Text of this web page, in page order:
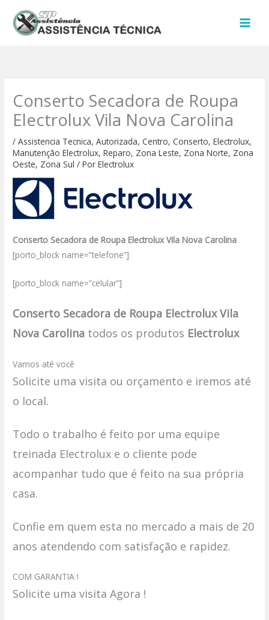
para
Conserto Secadora de Roupa
Electrolux Vila Nova Carolina
/Assistencia Tecnica,Autorizada,Centro,Conserto,Electrolux,
Manutenção Electrolux,Reparo, Zona Leste, Zona Norte, Zona
Oeste, Zona Sul / PorElectrolux
Conserto Secadora de Roupa Electrolux Vila Nova Carolina
[porto_block name=”telefone”]
[porto_block name=”celular”]
Conserto Secadora de Roupa Electrolux Vila
Nova Carolina todos os produtos Electrolux
Vamos até você
Solicite uma visita ou orçamento e iremos até
o local.
Todo o trabalho é feito por uma equipe
treinada Electrolux e o cliente pode
acompanhar tudo que é feito na sua própria
casa.
Confie em quem esta no mercado a mais de 20
anos atendendo com satisfação e rapidez.
COM GARANTIA !
Solicite uma visita Agora !